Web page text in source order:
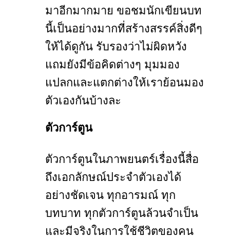
มาอีกมากมาย ขอชมนักเขียนบท
นี้เป็นอย่างมากที่สร้างสรรค์สิ่งดีๆ
ให้ได้ดูกัน รับรองว่าไม่ผิดหวัง
แถมยังมีข้อคิดต่างๆ มุมมอง
แปลกและแตกต่างให้เราย้อนมอง
ตัวเองกันบ้างละ
ตัวการ์ตูน
ตัวการ์ตูนในภาพยนตร์เรื่องนี้สื่อ
ถึงเอกลักษณ์ประจำตัวเองได้
อย่างชัดเจน ทุกอารมณ์ ทุก
บทบาท ทุกตัวการ์ตูนล้วนจำเป็น
และมีจริงในการใช้ชีวิตของคน